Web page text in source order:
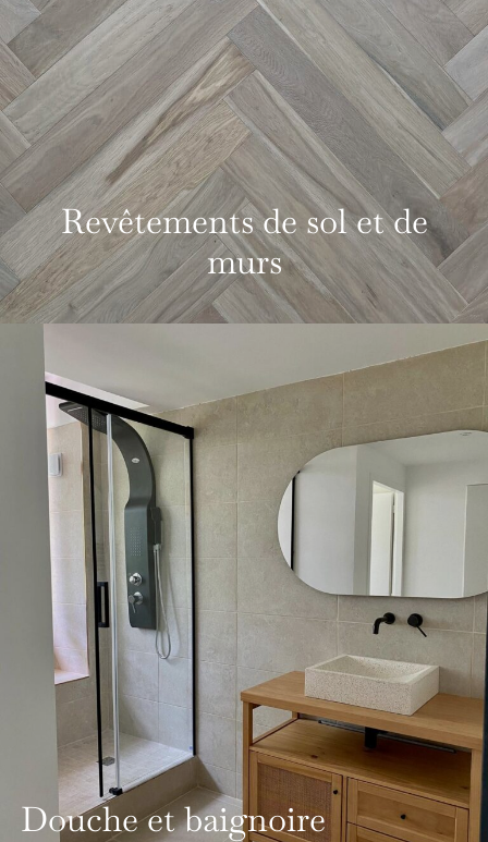
Revêtements de sol et de
murs
Douche et baignoire